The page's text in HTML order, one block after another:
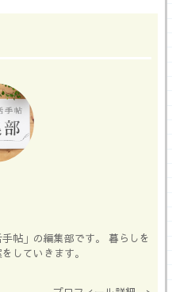
帖」の編集部です。 暮らしを
していきます。